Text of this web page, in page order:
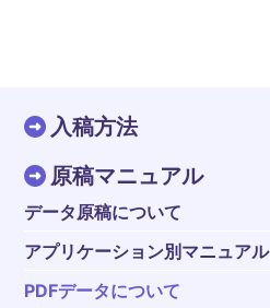
入稿方法
原稿マニュアル
データ原稿について
アプリケーション別マニュアル
PDFデータについて